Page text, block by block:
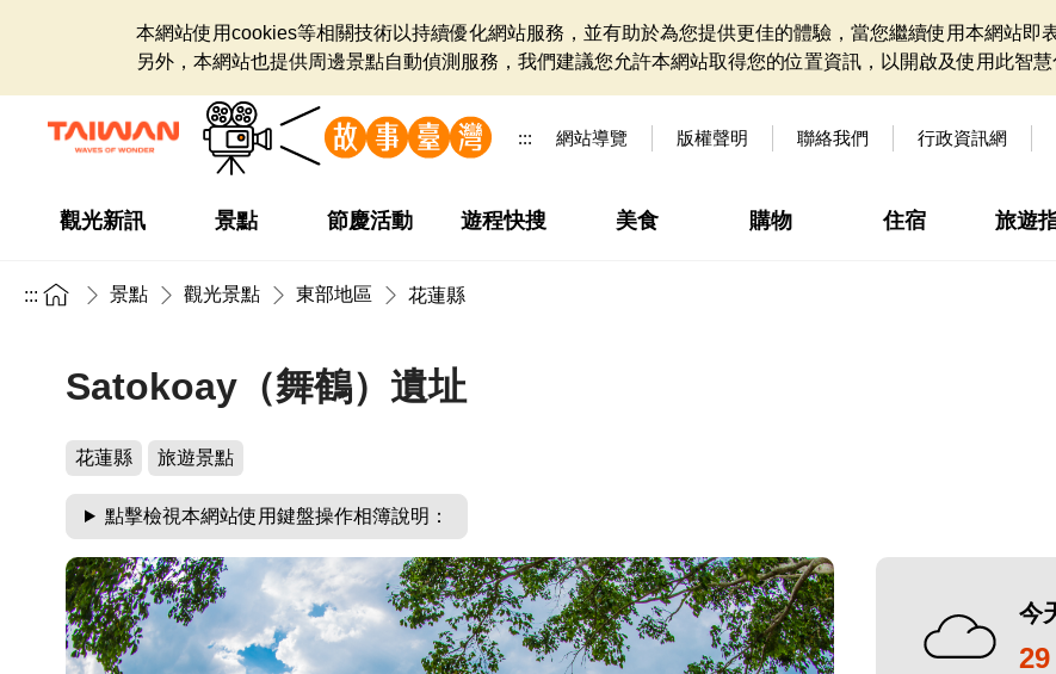
本網站使用cookies等相關技術以持續優化網站服務，並有助於為您提供更佳的體驗，當您繼續使用本網站即
另外，本網站也提供周邊景點自動偵測服務，我們建議您允許本網站取得您的位置資訊，以開啟及使用此智慧
::: 網站導覽 版權聲明 聯絡我們 行政資訊網
觀光新訊 景點 節慶活動 遊程快搜 美食 購物 住宿 旅遊
::: 景點 觀光景點 東部地區 花蓮縣
Satokoay（舞鶴）遺址
花蓮縣 旅遊景點
點擊檢視本網站使用鍵盤操作相簿說明：
今
29